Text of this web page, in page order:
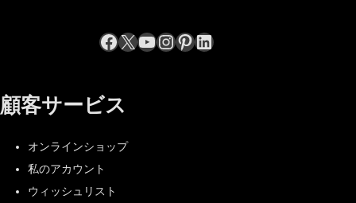
Facebook
X YouTube
Instagram
Pinterest
LinkedIn
顧客サービス
オンラインショップ
私のアカウント
ウィッシュリスト